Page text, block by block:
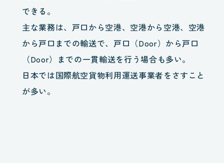
できる。
主な業務は、戸口から空港、空港から空港、空港
から戸口までの輸送で、戸口（Door）から戸口
（Door）までの一貫輸送を行う場合も多い。
日本では国際航空貨物利用運送事業者をさすこと
が多い。